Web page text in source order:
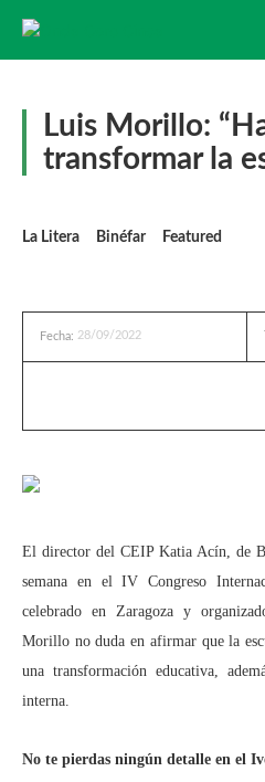
Luis Morillo:
transformar la
La Litera Binéfar Featured
Fecha: 28/09/2022
El director del CEIP Katia Acín, de
semana en el IV Congreso
celebrado en Zaragoza y
Morillo no duda en afirmar que la
una transformación educativa,
interna.
No te pierdas ningún detalle en el